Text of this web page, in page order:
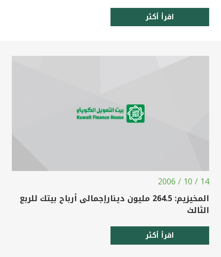
اقرأ أكثر
14 / 10 / 2006
المخيزيم: 264.5 مليون دينارإجمالى أرباح بيتك للربع
الثالث
اقرأ أكثر